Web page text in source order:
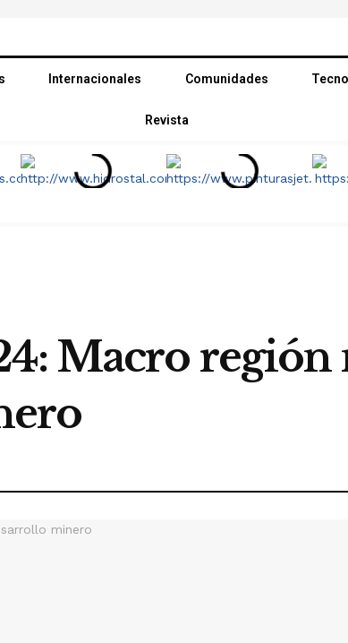
Internacionales Comunidades
Revista
Macro región